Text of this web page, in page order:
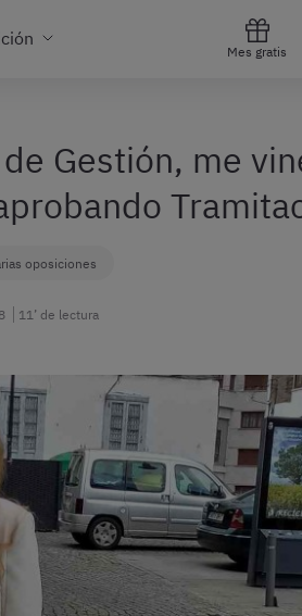
Mes gratis
Gestión, me
oposiciones
11’ de lectura